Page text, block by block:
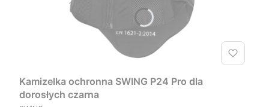
Kamizelka ochronna SWING P24 Pro dla
dorosłych czarna